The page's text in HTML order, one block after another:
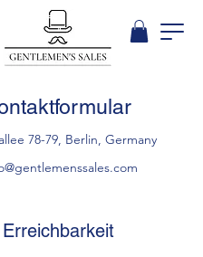
78-79, Berlin, Germany
Erreichbarkeit